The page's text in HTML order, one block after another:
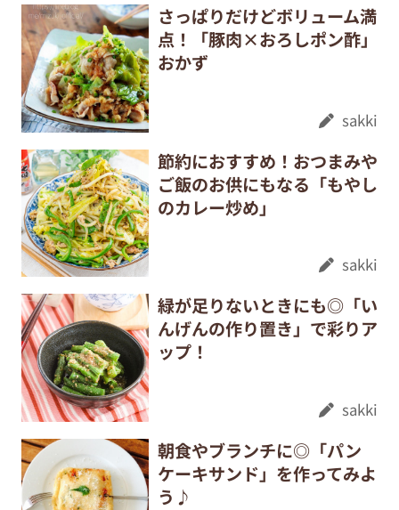
さっぱりだけどボリューム満
点！「豚肉×おろしポン酢」
おかず
sakki
節約におすすめ！おつまみや
ご飯のお供にもなる「もやし
のカレー炒め」
sakki
緑が足りないときにも◎「い
んげんの作り置き」で彩りア
ップ！
sakki
朝食やブランチに◎「パン
ケーキサンド」を作ってみよ
う♪